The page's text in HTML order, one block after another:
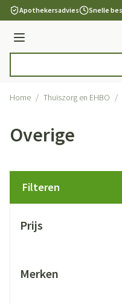
Ga naar de inhoud
Apothekersadvies Snelle
Menu
Home / Thuiszorg en EHBO /
Overige
Filteren
Prijs
Merken